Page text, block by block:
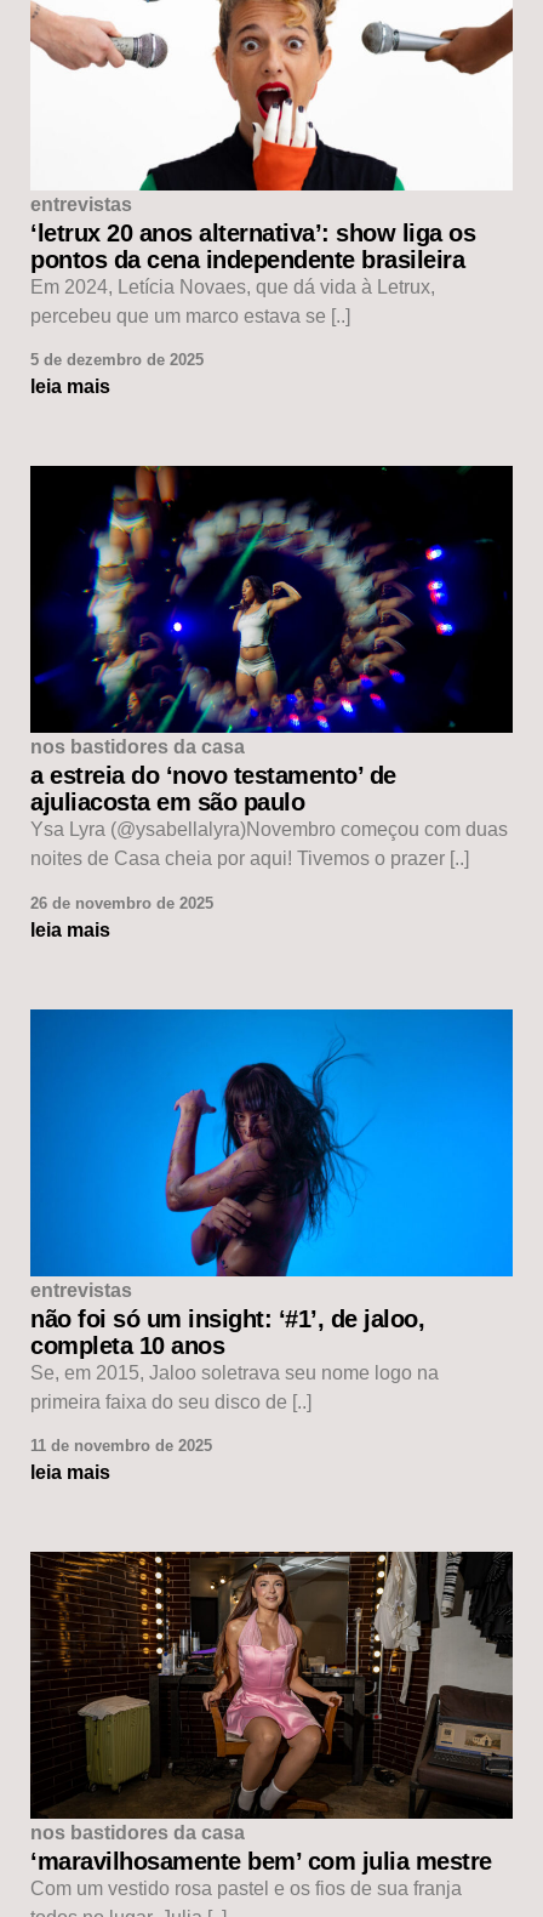
entrevistas
‘letrux 20 anos alternativa’: show liga os
pontos da cena independente brasileira
Em 2024, Letícia Novaes, que dá vida à Letrux,
percebeu que um marco estava se [..]
5 de dezembro de 2025
leia mais
nos bastidores da casa
a estreia do ‘novo testamento’ de
ajuliacosta em são paulo
Ysa Lyra (@ysabellalyra)Novembro começou com duas
noites de Casa cheia por aqui! Tivemos o prazer [..]
26 de novembro de 2025
leia mais
entrevistas
não foi só um insight: ‘#1’, de jaloo,
completa 10 anos
Se, em 2015, Jaloo soletrava seu nome logo na
primeira faixa do seu disco de [..]
11 de novembro de 2025
leia mais
nos bastidores da casa
‘maravilhosamente bem’ com julia mestre
Com um vestido rosa pastel e os fios de sua franja